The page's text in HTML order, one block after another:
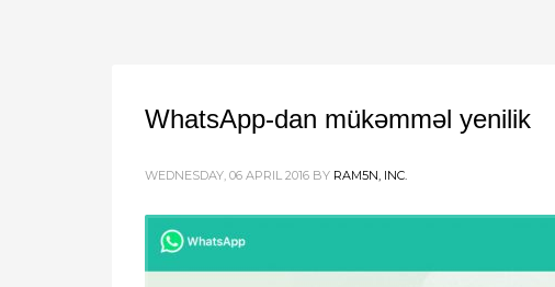
WhatsApp-dan mükəmməl yenilik
WEDNESDAY, 06 APRIL 2016 BY RAM5N, INC.